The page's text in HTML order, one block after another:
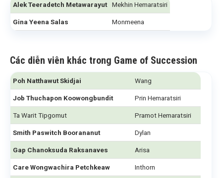
Alek Teeradetch Metawarayut Mekhin Hemaratsiri
Gina Yeena Salas Monmeena
Các diễn viên khác trong Game of Succession
Poh Natthawut Skidjai Wang
Job Thuchapon Koowongbundit Prin Hemaratsiri
Ta Warit Tipgomut Pramot Hemaratsiri
Smith Paswitch Boorananut Dylan
Gap Chanoksuda Raksanaves Arisa
Care Wongwachira Petchkeaw Inthorn